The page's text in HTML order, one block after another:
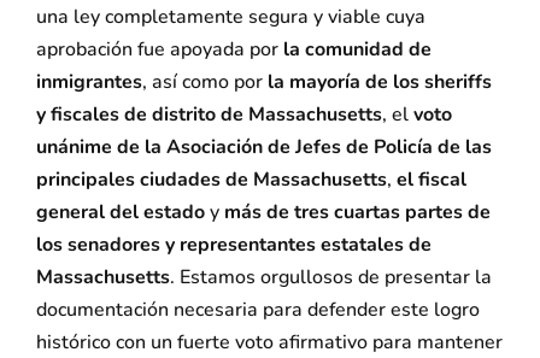
una ley completamente segura y viable cuya
aprobación fue apoyada por la comunidad de
inmigrantes, así como por la mayoría de los sheriffs
y fiscales de distrito de Massachusetts, elvoto
unánime de la Asociación de Jefes de Policía de las
principales ciudades de Massachusetts, el fiscal
general del estadoy más de tres cuartas partes de
los senadores y representantes estatales de
Massachusetts. Estamos orgullosos de presentar la
documentación necesaria para defender este logro
histórico con un fuerte voto afirmativo para mantener